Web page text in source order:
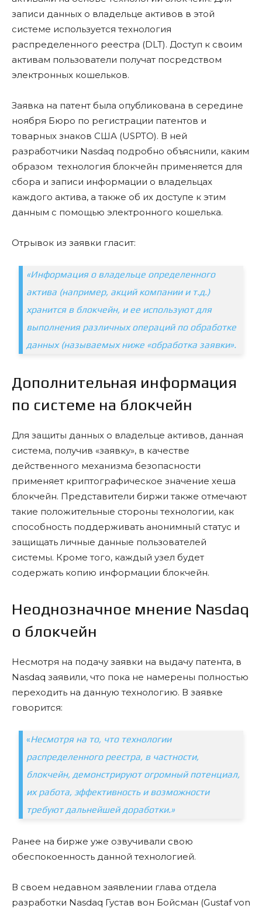
записи данных о владельце активов в этой
системе используется технология
распределенного реестра (DLT). Доступ к своим
активам пользователи получат посредством
электронных кошельков.
Заявка на патент была опубликована в середине
ноября Бюро по регистрации патентов и
товарных знаков США (USPTO). В ней
разработчики Nasdaq подробно объяснили, каким
образом технология блокчейн применяется для
сбора и записи информации о владельцах
каждого актива, а также об их доступе к этим
данным с помощью электронного кошелька.
Отрывок из заявки гласит:
«Информация о владельце определенного
актива (например, акций компании и т.д.)
хранится в блокчейн, и ее используют для
выполнения различных операций по обработке
данных (называемых ниже «обработка заявки».
Дополнительная информация
по системе на блокчейн
Для защиты данных о владельце активов, данная
система, получив «заявку», в качестве
действенного механизма безопасности
применяет криптографическое значение хеша
блокчейн. Представители биржи также отмечают
такие положительные стороны технологии, как
способность поддерживать анонимный статус и
защищать личные данные пользователей
системы. Кроме того, каждый узел будет
содержать копию информации блокчейн.
Неоднозначное мнение Nasdaq
о блокчейн
Несмотря на подачу заявки на выдачу патента, в
Nasdaq заявили, что пока не намерены полностью
переходить на данную технологию. В заявке
говорится:
«Несмотря на то, что технологии
распределенного реестра, в частности,
блокчейн, демонстрируют огромный потенциал,
их работа, эффективность и возможности
требуют дальнейшей доработки.»
Ранее на бирже уже озвучивали свою
обеспокоенность данной технологией.
В своем недавном заявлении глава отдела
разработки Nasdaq Густав вон Бойсман (Gustaf von